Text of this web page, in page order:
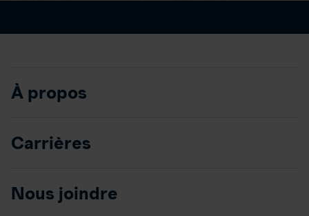
À propos
Carrières
Nous joindre